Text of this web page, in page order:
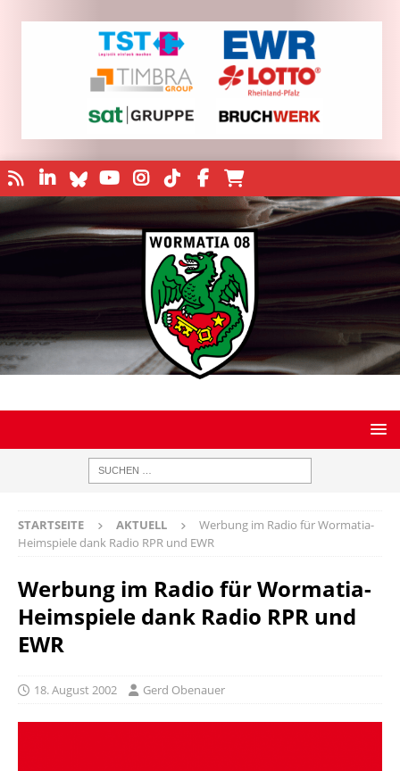
STARTSEITE AKTUELL
Werbung im Radio für Wormatia-
Heimspiele dank Radio RPR und EWR
Werbung im Radio für Wormatia-
Heimspiele dank Radio RPR und
EWR
18. August 2002 Gerd Obenauer